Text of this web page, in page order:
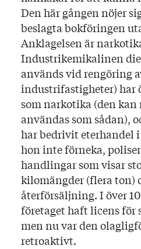
Den här gången nöjer
beslagta bokföringen
Anklagelsen är
Industrikemikalinen
används vid rengöring
industrifastigheter) har
som narkotika (den kan
användas som sådan),
har bedrivit eterhandel
hon inte förneka,
handlingar som visar
kilomängder (flera ton)
återförsäljning. I över
företaget haft licens
men nu var den
retroaktivt.